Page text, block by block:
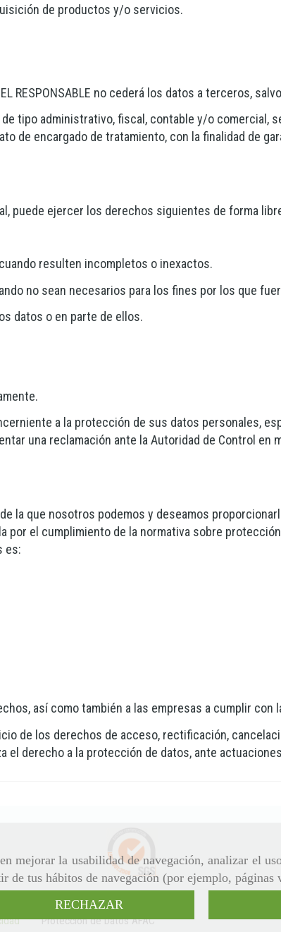
mejorar la usabilidad de navegación, analizar el
de tus hábitos de navegación (por ejemplo, páginas
RECHAZAR
de productos y/o servicios.
RESPONSABLE no cederá los datos a terceros,
tipo administrativo, fiscal, contable y/o comercial,
de encargado de tratamiento, con la finalidad de
puede ejercer los derechos siguientes de forma
resulten incompletos o inexactos.
no sean necesarios para los fines por los que
datos o en parte de ellos.
a la protección de sus datos personales,
una reclamación ante la Autoridad de Control en
la que nosotros podemos y deseamos
por el cumplimiento de la normativa sobre
es:
así como también a las empresas a cumplir
de los derechos de acceso, rectificación,
el derecho a la protección de datos, ante
Protección de Datos AFAC